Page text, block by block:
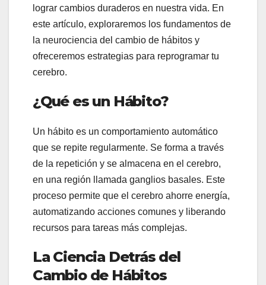
lograr cambios duraderos en nuestra vida. En
este artículo, exploraremos los fundamentos de
la neurociencia del cambio de hábitos y
ofreceremos estrategias para reprogramar tu
cerebro.
¿Qué es un Hábito?
Un hábito es un comportamiento automático
que se repite regularmente. Se forma a través
de la repetición y se almacena en el cerebro,
en una región llamada ganglios basales. Este
proceso permite que el cerebro ahorre energía,
automatizando acciones comunes y liberando
recursos para tareas más complejas.
La Ciencia Detrás del
Cambio de Hábitos